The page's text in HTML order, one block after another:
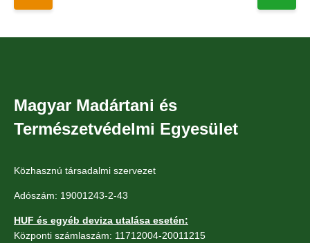
Magyar Madártani és
Természetvédelmi Egyesület
Közhasznú társadalmi szervezet
Adószám: 19001243-2-43
HUF és egyéb deviza utalása esetén:
Központi számlaszám: 11712004-20011215